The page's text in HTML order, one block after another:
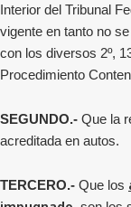
Interior del Tribunal
vigente en tanto no
con los diversos 2º,
Procedimiento
SEGUNDO.- Que la
acreditada en autos.
TERCERO.- Que los